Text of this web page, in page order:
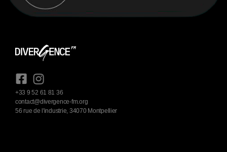
+33 9 52 61 81 36
contact@divergence-fm.org
56 rue de l'industrie, 34070 Montpellier